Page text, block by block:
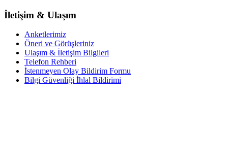
İletişim & Ulaşım
Anketlerimiz
Öneri ve Görüşleriniz
Ulaşım & İletişim Bilgileri
Telefon Rehberi
İstenmeyen Olay Bildirim Formu
Bilgi Güvenliği İhlal Bildirimi